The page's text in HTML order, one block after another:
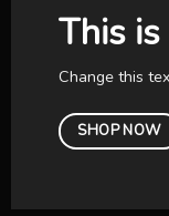
This
Change this
SHOP NOW